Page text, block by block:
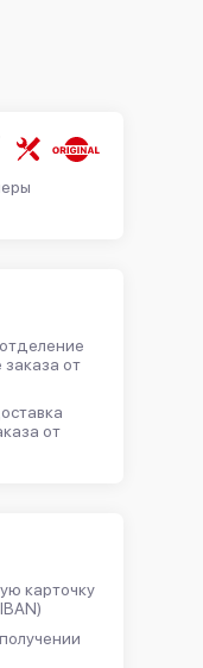
от
от
карточку